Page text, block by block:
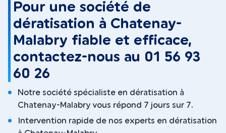
Pour une société de
dératisation à Chatenay-
Malabry fiable et efficace,
contactez-nous au 01 56 93
60 26
Notre société spécialiste en dératisation à
Chatenay-Malabry vous répond 7 jours sur 7.
Intervention rapide de nos experts en dératisation